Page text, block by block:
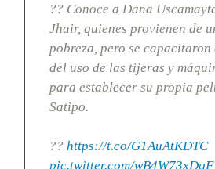
?? Conoce a Dana
Jhair, quienes provienen de
pobreza, pero se capacitaron
del uso de las tijeras y
para establecer su propia
Satipo.
?? https://t.co/G1AuAtKDTC
pic.twitter.com/wB4W73xDqF